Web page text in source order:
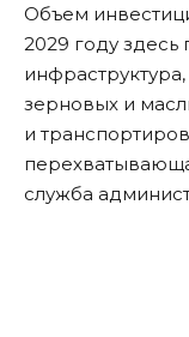
Объем
2029 году здесь
зерновых и
и
служба